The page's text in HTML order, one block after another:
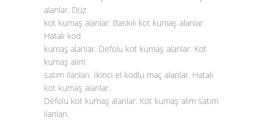
alanlar. Düz
kot kumaş alanlar. Baskılı kot kumaş alanlar.
Hatalı kod
kumaş alanlar. Defolu kot kumaş alanlar. Kot
kumaş alım
satım ilanları. İkinci el kodlu maç alanlar. Hatalı
kot kumaş alanlar.
Defolu kot kumaş alanlar. Kot kumaş alım satım
ilanları.